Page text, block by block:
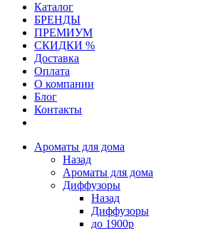
Каталог
БРЕНДЫ
ПРЕМИУМ
СКИДКИ %
Доставка
Оплата
О компании
Блог
Контакты
Ароматы для дома
Назад
Ароматы для дома
Диффузоры
Назад
Диффузоры
до 1900р